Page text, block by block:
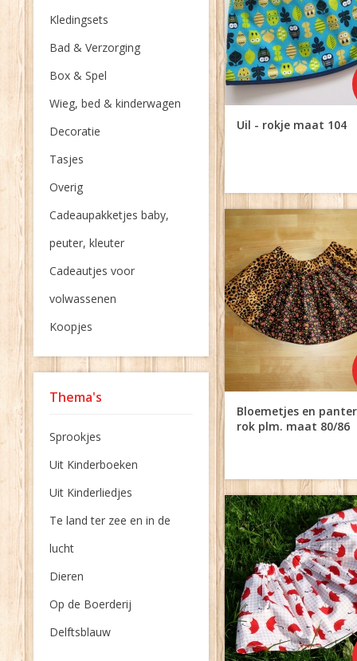
Kledingsets
Bad & Verzorging
Box & Spel
Wieg, bed & kinderwagen
Decoratie
Tasjes
Overig
Cadeaupakketjes baby,
peuter, kleuter
Cadeautjes voor
volwassenen
Koopjes
Thema's
Sprookjes
Uit Kinderboeken
Uit Kinderliedjes
Te land ter zee en in de
lucht
Dieren
Op de Boerderij
Delftsblauw
Uil - rokje maat 104
Bloemetjes en
rok plm. maat 80/86